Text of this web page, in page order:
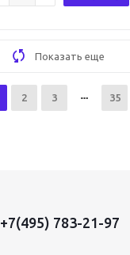
Показать еще
2 3 35
+7(495) 783-21-97